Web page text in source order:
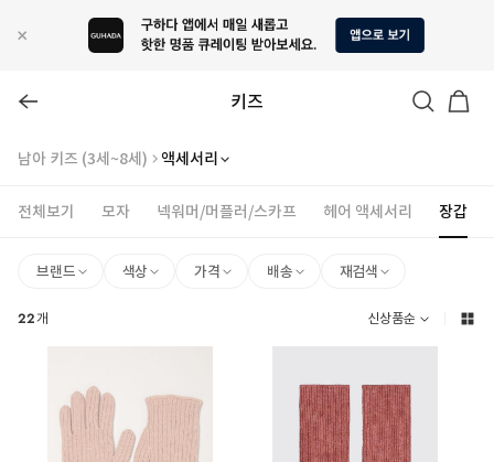
키즈
남아 키즈 (3세~8세) 액세서리
전체보기 모자 넥워머/머플러/스카프 헤어 액세서리 장갑
브랜드 색상 가격 배송 재검색
22개 신상품순